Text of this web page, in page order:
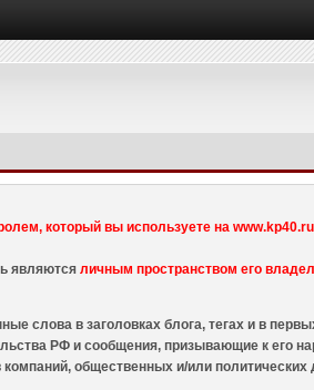
который вы используете на www.kp40.ru
являютсяличным пространством его
слова в заголовках блога, тегах и в
РФ и сообщения, призывающие к его
общественных и/или